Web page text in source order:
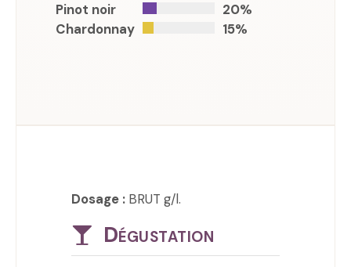
Pinot noir
20%
Chardonnay
15%
Dosage : BRUT g/l.
Dégustation